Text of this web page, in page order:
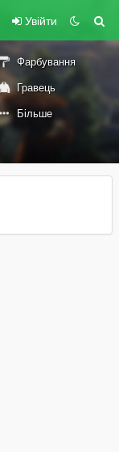
Увійти
Фарбування
Гравець
Більше